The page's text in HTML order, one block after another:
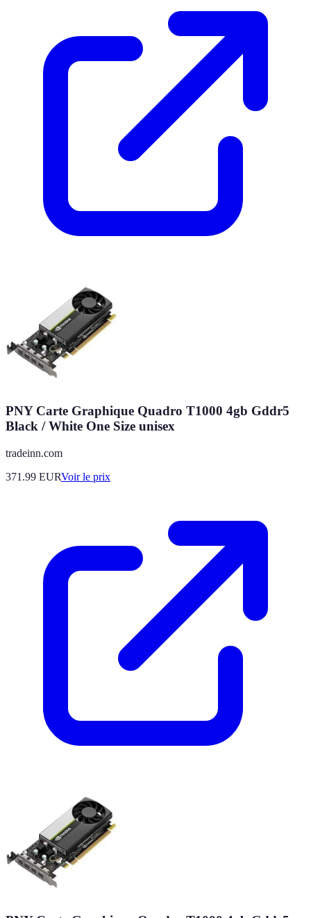
PNY Carte Graphique Quadro T1000 4gb Gddr5
Black / White One Size unisex
tradeinn.com
371.99 EURVoir le prix